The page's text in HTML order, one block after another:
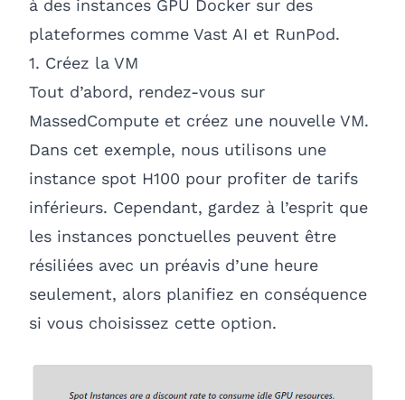
à des instances GPU Docker sur des
plateformes comme Vast AI et RunPod.
1. Créez la VM
Tout d’abord, rendez-vous sur
MassedCompute et créez une nouvelle VM.
Dans cet exemple, nous utilisons une
instance spot H100 pour profiter de tarifs
inférieurs. Cependant, gardez à l’esprit que
les instances ponctuelles peuvent être
résiliées avec un préavis d’une heure
seulement, alors planifiez en conséquence
si vous choisissez cette option.